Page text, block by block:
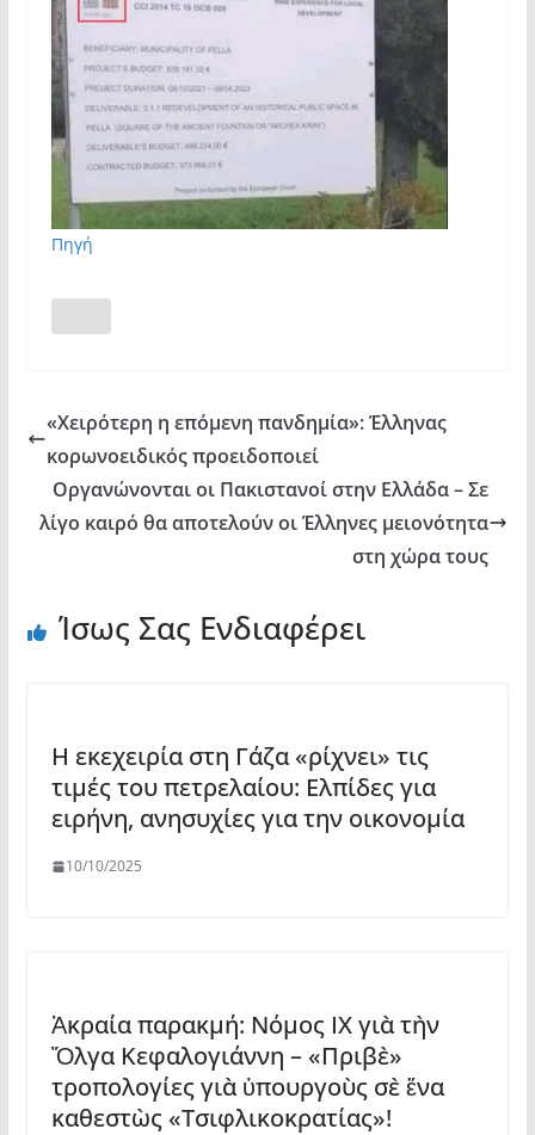
Πηγή
«Χειρότερη η επόμενη πανδημία»: Έλληνας
κορωνοειδικός προειδοποιεί
Οργανώνονται οι Πακιστανοί στην Ελλάδα – Σε
λίγο καιρό θα αποτελούν οι Έλληνες μειονότητα
στη χώρα τους
Ίσως Σας Ενδιαφέρει
Η εκεχειρία στη Γάζα «ρίχνει» τις
τιμές του πετρελαίου: Ελπίδες για
ειρήνη, ανησυχίες για την οικονομία
10/10/2025
Ἀκραία παρακμή: Νόμος ΙΧ γιὰ τὴν
Ὄλγα Κεφαλογιάννη – «Πριβὲ»
τροπολογίες γιὰ ὑπουργοὺς σὲ ἕνα
καθεστὼς «Τσιφλικοκρατίας»!